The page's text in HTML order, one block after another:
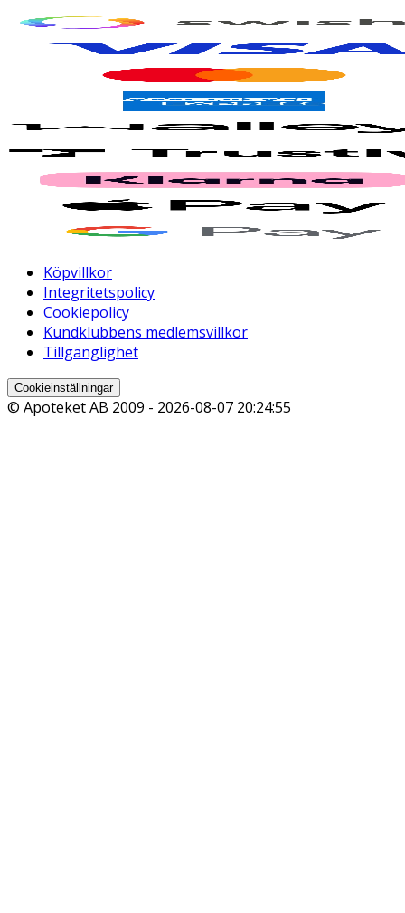
Köpvillkor
Integritetspolicy
Cookiepolicy
Kundklubbens medlemsvillkor
Tillgänglighet
Cookieinställningar
© Apoteket AB 2009 - 2026-08-07 20:24:55